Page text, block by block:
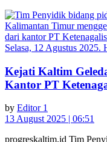
Kejati Kaltim
Kantor PT
by Editor 1
13 August 2025 | 06:51
progreskaltim.id Tim